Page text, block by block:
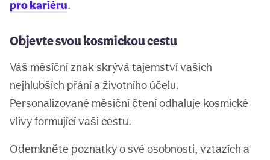
pro kariéru.
Objevte svou kosmickou cestu
Váš měsíční znak skrývá tajemství vašich
nejhlubších přání a životního účelu.
Personalizované měsíční čtení odhaluje kosmické
vlivy formující vaši cestu.
Odemkněte poznatky o své osobnosti, vztazích a